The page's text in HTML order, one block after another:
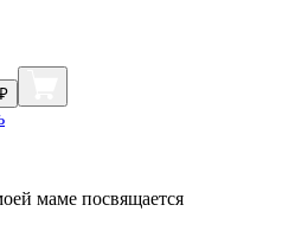
маме посвящается